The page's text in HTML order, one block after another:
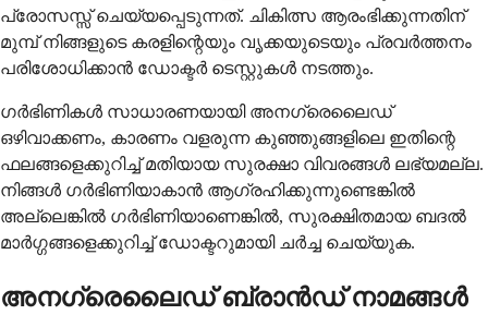
പ്രോസസ്സ് ചെയ്യപ്പെടുന്നത്. ചികിത്സ ആരംഭിക്കുന്നതിന്
മുമ്പ് നിങ്ങളുടെ കരളിന്റെയും വൃക്കയുടെയും പ്രവർത്തനം
പരിശോധിക്കാൻ ഡോക്ടർ ടെസ്റ്റുകൾ നടത്തും.
ഗർഭിണികൾ സാധാരണയായി അനഗ്രെലൈഡ്
ഒഴിവാക്കണം, കാരണം വളരുന്ന കുഞ്ഞുങ്ങളിലെ ഇതിന്റെ
ഫലങ്ങളെക്കുറിച്ച് മതിയായ സുരക്ഷാ വിവരങ്ങൾ ലഭ്യമല്ല.
നിങ്ങൾ ഗർഭിണിയാകാൻ ആഗ്രഹിക്കുന്നുണ്ടെങ്കിൽ
അല്ലെങ്കിൽ ഗർഭിണിയാണെങ്കിൽ, സുരക്ഷിതമായ ബദൽ
മാർഗ്ഗങ്ങളെക്കുറിച്ച് ഡോക്ടറുമായി ചർച്ച ചെയ്യുക.
അനഗ്രെലൈഡ് ബ്രാൻഡ് നാമങ്ങൾ